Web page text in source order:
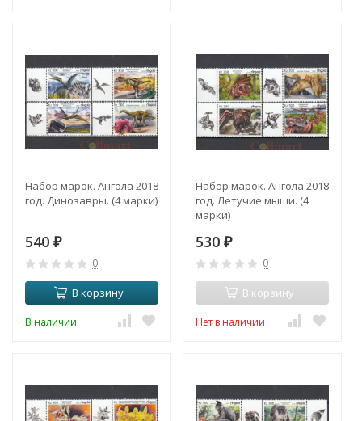
Набор марок. Ангола 2018
год. Динозавры. (4 марки)
540 ₽
0
В корзину
В наличии
Набор марок. Ангола 2018
год. Летучие мыши. (4
марки)
530 ₽
0
В корзину
Нет в наличии